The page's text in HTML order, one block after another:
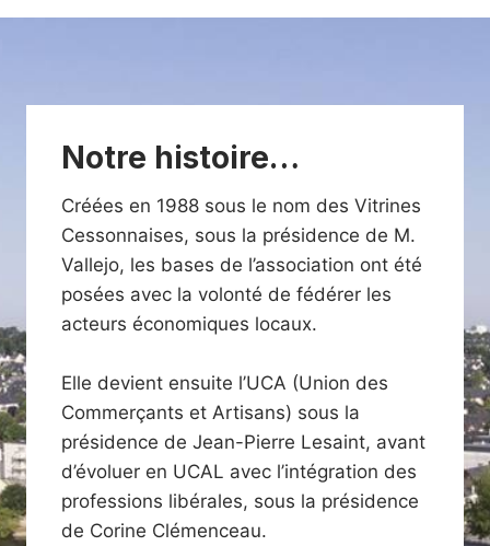
Notre histoire…
Créées en 1988 sous le nom des Vitrines
Cessonnaises, sous la présidence de M.
Vallejo, les bases de l’association ont été
posées avec la volonté de fédérer les
acteurs économiques locaux.
Elle devient ensuite l’UCA (Union des
Commerçants et Artisans) sous la
présidence de Jean-Pierre Lesaint, avant
d’évoluer en UCAL avec l’intégration des
professions libérales, sous la présidence
de Corine Clémenceau.